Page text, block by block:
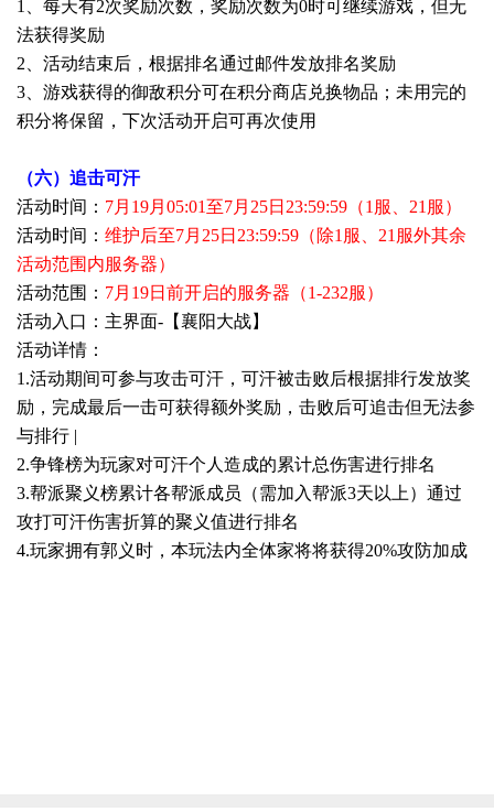
1、每天有2次奖励次数，奖励次数为0时可继续游戏，但无
法获得奖励
2、活动结束后，根据排名通过邮件发放排名奖励
3、游戏获得的御敌积分可在积分商店兑换物品；未用完的
积分将保留，下次活动开启可再次使用
（六）追击可汗
活动时间： 7月19月05:01至7月25日23:59:59（1服、21服）
活动时间： 维护后至7月25日23:59:59（除1服、21服外其余
活动范围内服务器）
活动范围： 7月19日前开启的服务器（1-232服）
活动入口：主界面-【襄阳大战】
活动详情：
1.活动期间可参与攻击可汗，可汗被击败后根据排行发放奖
励，完成最后一击可获得额外奖励，击败后可追击但无法参
与排行 |
2.争锋榜为玩家对可汗个人造成的累计总伤害进行排名
3.帮派聚义榜累计各帮派成员（需加入帮派3天以上）通过
攻打可汗伤害折算的聚义值进行排名
4.玩家拥有郭义时，本玩法内全体家将将获得20%攻防加成